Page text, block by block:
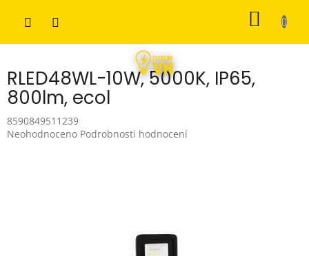
RLED48WL-10W, 5000K, IP65,
800lm, ecol
8590849511239
Průměrné
Neohodnoceno Podrobnosti hodnocení